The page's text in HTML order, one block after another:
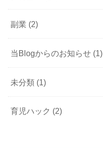
副業 (2)
当Blogからのお知らせ (1)
未分類 (1)
育児ハック (2)